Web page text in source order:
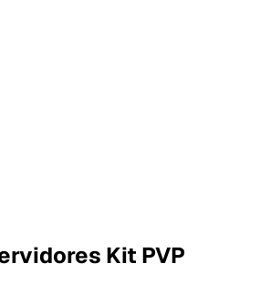
Kit PVP